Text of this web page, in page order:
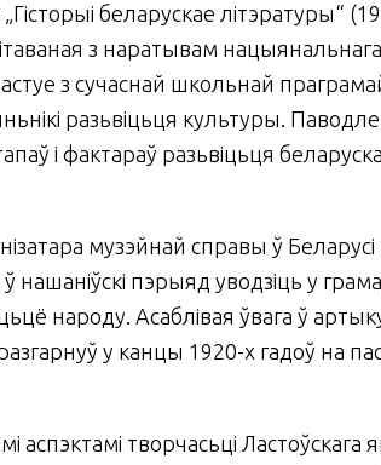
беларускае літэратуры“
з наратывам
з сучаснай школьнай
разьвіцьця культуры.
і фактараў разьвіцьця
музэйнай справы ў
пэрыяд уводзіць у
народу. Асаблівая ўвага ў
у кан­цы 1920-х гадоў на
творчасьці